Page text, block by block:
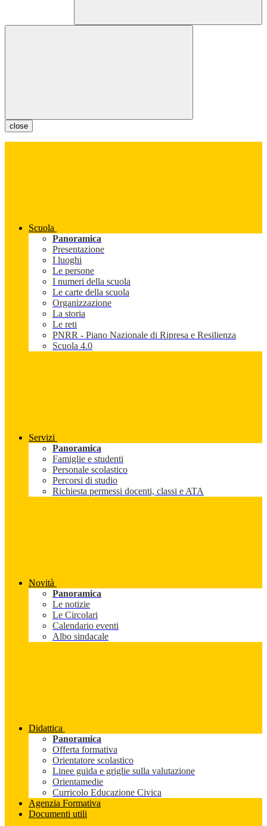
close
Scuola
Panoramica
Presentazione
I luoghi
Le persone
I numeri della scuola
Le carte della scuola
Organizzazione
La storia
Le reti
PNRR - Piano Nazionale di Ripresa e Resilienza
Scuola 4.0
Servizi
Panoramica
Famiglie e studenti
Personale scolastico
Percorsi di studio
Richiesta permessi docenti, classi e ATA
Novità
Panoramica
Le notizie
Le Circolari
Calendario eventi
Albo sindacale
Didattica
Panoramica
Offerta formativa
Orientatore scolastico
Linee guida e griglie sulla valutazione
Orientamedie
Curricolo Educazione Civica
Agenzia Formativa
Documenti utili